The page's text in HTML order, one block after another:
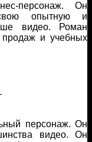
персонаж. Он
опытную и
видео. Роман
продаж и учебных
персонаж. Он
видео. Он